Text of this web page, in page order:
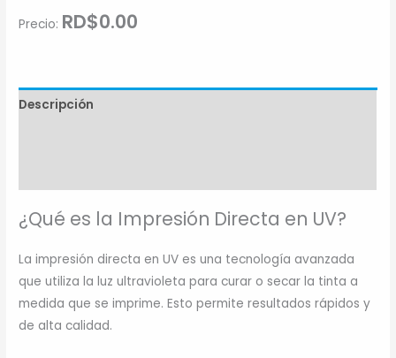
Precio: RD$0.00
Descripción
¿Qué es la Impresión Directa en UV?
La impresión directa en UV es una tecnología avanzada
que utiliza la luz ultravioleta para curar o secar la tinta a
medida que se imprime. Esto permite resultados rápidos y
de alta calidad.